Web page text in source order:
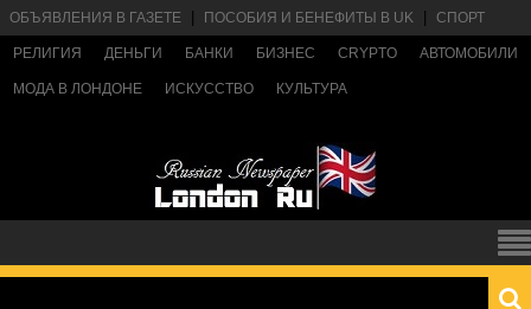
ОБЪЯВЛЕНИЯ В ГАЗЕТЕ ПОСОБИЯ И БЕНЕФИТЫ В UK СПОРТ
РЕЛИГИЯ ДЕНЬГИ БАНКИ БИЗНЕС CRYPTO АВТОМОБИЛИ
МОДА В ЛОНДОНЕ ИСКУССТВО КУЛЬТУРА